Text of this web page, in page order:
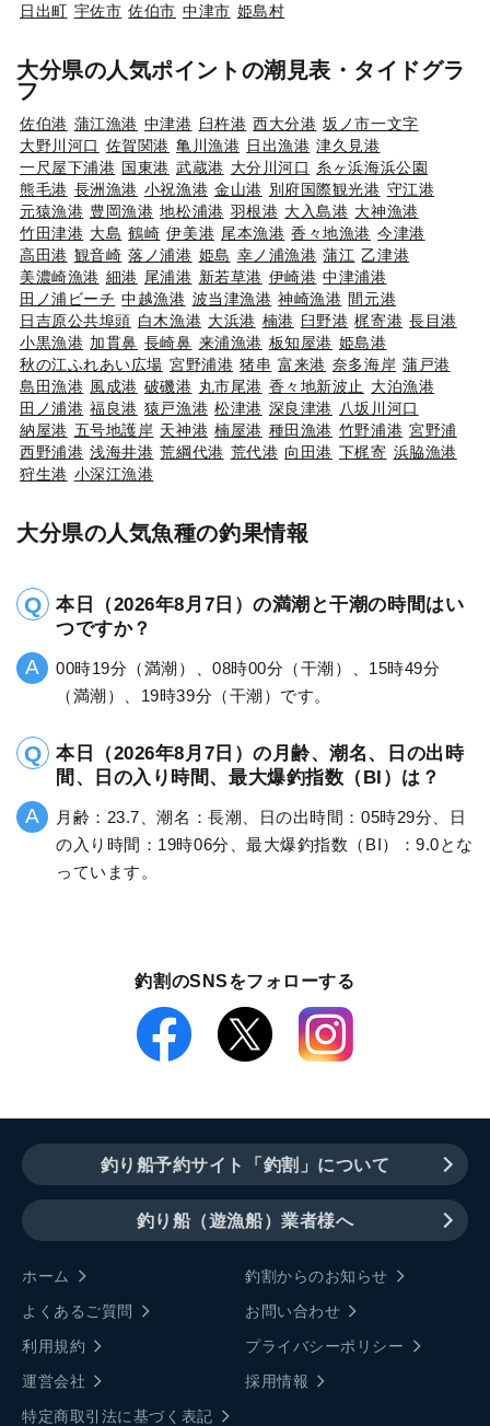
日出町 宇佐市 佐伯市 中津市 姫島村
大分県の人気ポイントの潮見表・タイドグラ
フ
佐伯港 蒲江漁港 中津港 臼杵港 西大分港 坂ノ市一文字
大野川河口 佐賀関港 亀川漁港 日出漁港 津久見港
一尺屋下浦港 国東港 武蔵港 大分川河口 糸ヶ浜海浜公園
熊毛港 長洲漁港 小祝漁港 金山港 別府国際観光港 守江港
元猿漁港 豊岡漁港 地松浦港 羽根港 大入島港 大神漁港
竹田津港 大島 鶴崎 伊美港 尾本漁港 香々地漁港 今津港
高田港 観音崎 落ノ浦港 姫島 幸ノ浦漁港 蒲江 乙津港
美濃崎漁港 細港 尾浦港 新若草港 伊崎港 中津浦港
田ノ浦ビーチ 中越漁港 波当津漁港 神崎漁港 間元港
日吉原公共埠頭 白木漁港 大浜港 楠港 臼野港 梶寄港 長目港
小黒漁港 加貫鼻 長崎鼻 来浦漁港 板知屋港 姫島港
秋の江ふれあい広場 宮野浦港 猪串 富来港 奈多海岸 蒲戸港
島田漁港 風成港 破磯港 丸市尾港 香々地新波止
大泊漁港
田ノ浦港 福良港 猿戸漁港 松津港 深良津港 八坂川河口
納屋港 五号地護岸 天神港 楠屋港 種田漁港 竹野浦港 宮野浦
西野浦港 浅海井港 荒綱代港 荒代港 向田港 下梶寄 浜脇漁港
狩生港 小深江漁港
大分県の人気魚種の釣果情報
本日（2026年8月7日）の満潮と干潮の時間はい
つですか？
00時19分（満潮）、08時00分（干潮）、15時49分
（満潮）、19時39分（干潮）です。
本日（2026年8月7日）の月齢、潮名、日の出時
間、日の入り時間、最大爆釣指数（BI）は？
月齢：23.7、潮名：長潮、日の出時間：05時29分、日
の入り時間：19時06分、最大爆釣指数（BI）：9.0とな
っています。
釣割のSNSをフォローする
釣り船予約サイト「釣割」について
釣り船（遊漁船）業者様へ
ホーム
釣割からのお知らせ
よくあるご質問
お問い合わせ
利用規約
プライバシーポリシー
運営会社
採用情報
特定商取引法に基づく表記